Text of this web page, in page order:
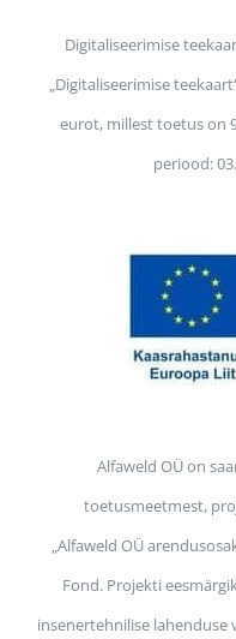
Digitaliseerimise
„Digitaliseerimise
eurot, millest toetus on
periood:
Alfaweld OÜ on
toetusmeetmest,
„Alfaweld OÜ
Fond. Projekti
insenertehnilise